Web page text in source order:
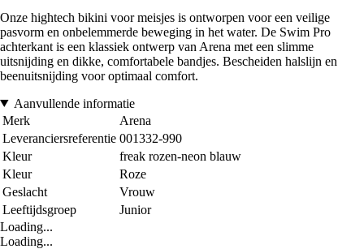
Onze hightech bikini voor meisjes is ontworpen voor een veilige
pasvorm en onbelemmerde beweging in het water. De Swim Pro
achterkant is een klassiek ontwerp van Arena met een slimme
uitsnijding en dikke, comfortabele bandjes. Bescheiden halslijn en
beenuitsnijding voor optimaal comfort.
Aanvullende informatie
Merk
Arena
Leveranciersreferentie 001332-990
Kleur
freak rozen-neon blauw
Kleur
Roze
Geslacht
Vrouw
Leeftijdsgroep
Junior
Loading...
Loading...